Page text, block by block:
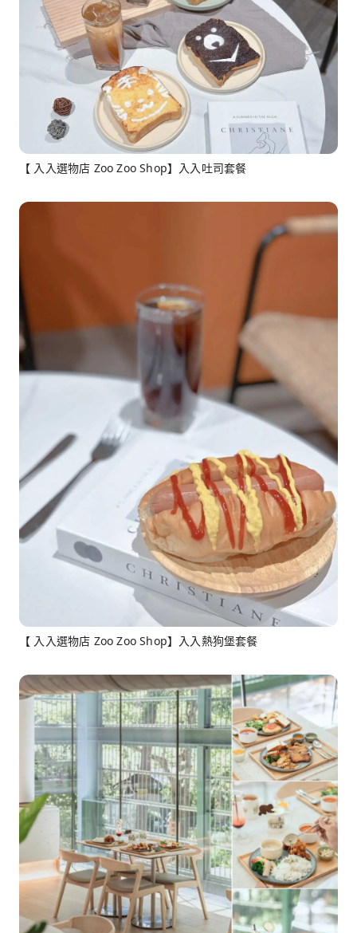
【 入入選物店 Zoo Zoo Shop】入入吐司套餐
【 入入選物店 Zoo Zoo Shop】入入熱狗堡套餐